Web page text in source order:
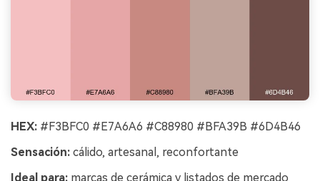
HEX: #F3BFC0 #E7A6A6 #C88980 #BFA39B #6D4B46
Sensación: cálido, artesanal, reconfortante
Ideal para: marcas de cerámica y listados de mercado